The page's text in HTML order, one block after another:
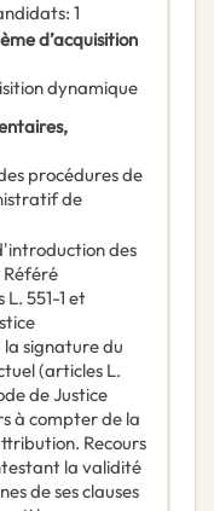
: 1
d’acquisition
dynamique
procédures de
de
des
Référé
551-1 et
signature du
(articles L.
de Justice
à compter de la
Recours
la validité
de ses clauses